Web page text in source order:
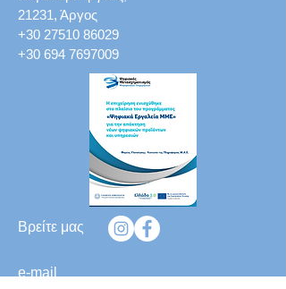
21231, Άργος
+30 27510 86029
+30 694 7697009
Βρείτε μας
e-mail